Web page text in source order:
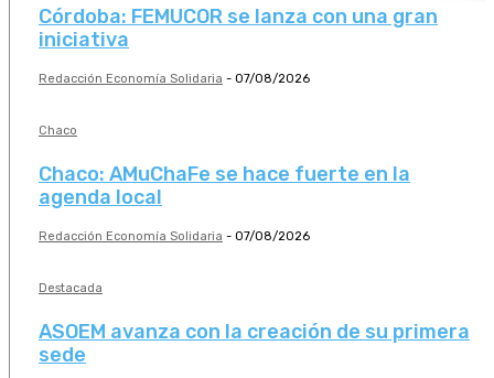
Córdoba: FEMUCOR se lanza con una gran
iniciativa
Redacción Economía Solidaria - 07/08/2026
Chaco
Chaco: AMuChaFe se hace fuerte en la
agenda local
Redacción Economía Solidaria - 07/08/2026
Destacada
ASOEM avanza con la creación de su primera
sede